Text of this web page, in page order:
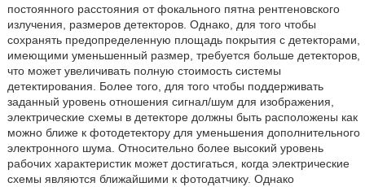
постоянного расстояния от фокального пятна рентгеновского
излучения, размеров детекторов. Однако, для того чтобы
сохранять предопределенную площадь покрытия с детекторами,
имеющими уменьшенный размер, требуется больше детекторов,
что может увеличивать полную стоимость системы
детектирования. Более того, для того чтобы поддерживать
заданный уровень отношения сигнал/шум для изображения,
электрические схемы в детекторе должны быть расположены как
можно ближе к фотодетектору для уменьшения дополнительного
электронного шума. Относительно более высокий уровень
рабочих характеристик может достигаться, когда электрические
схемы являются ближайшими к фотодатчику. Однако